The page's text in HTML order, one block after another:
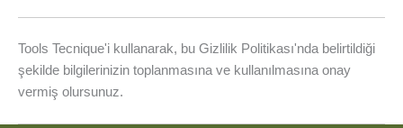
Tools Tecnique'i kullanarak, bu Gizlilik Politikası'nda belirtildiği
şekilde bilgilerinizin toplanmasına ve kullanılmasına onay
vermiş olursunuz.